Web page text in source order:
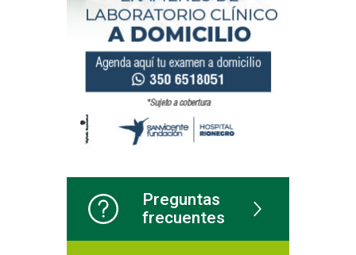
Preguntas
frecuentes